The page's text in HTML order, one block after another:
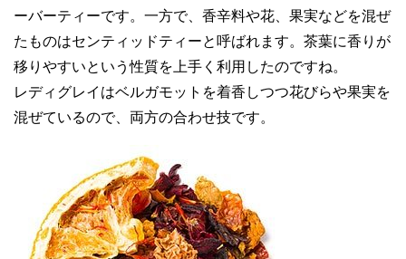
ーバーティーです。一方で、香辛料や花、果実などを混ぜ
たものはセンティッドティーと呼ばれます。茶葉に香りが
移りやすいという性質を上手く利用したのですね。
レディグレイはベルガモットを着香しつつ花びらや果実を
混ぜているので、両方の合わせ技です。